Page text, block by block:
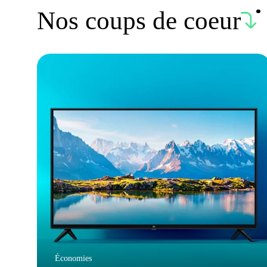
Nos coups de coeur
Économies